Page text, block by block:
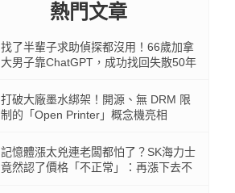
熱門文章
找了半輩子求助偵探都沒用！66歲加拿
大男子靠ChatGPT，成功找回失散50年
打破大廠墨水綁架！開源、無 DRM 限
制的「Open Printer」概念機亮相
記憶體漲太兇連老闆都怕了？SK海力士
竟然認了價格「不正常」：再漲下去不